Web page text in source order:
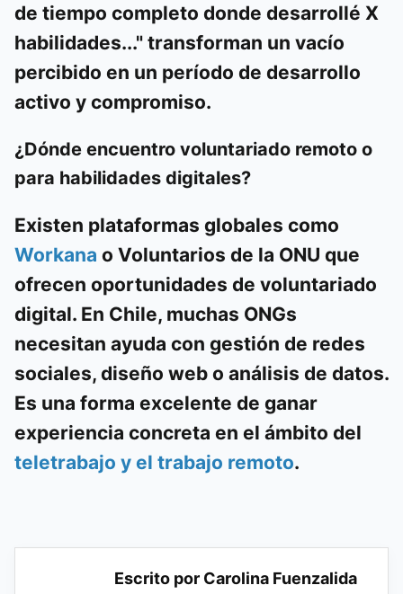
de tiempo completo donde desarrollé X
habilidades..." transforman un vacío
percibido en un período de desarrollo
activo y compromiso.
¿Dónde encuentro voluntariado remoto o
para habilidades digitales?
Existen plataformas globales como
Workana o Voluntarios de la ONU que
ofrecen oportunidades de voluntariado
digital. En Chile, muchas ONGs
necesitan ayuda con gestión de redes
sociales, diseño web o análisis de datos.
Es una forma excelente de ganar
experiencia concreta en el ámbito del
teletrabajo y el trabajo remoto.
Escrito por Carolina Fuenzalida